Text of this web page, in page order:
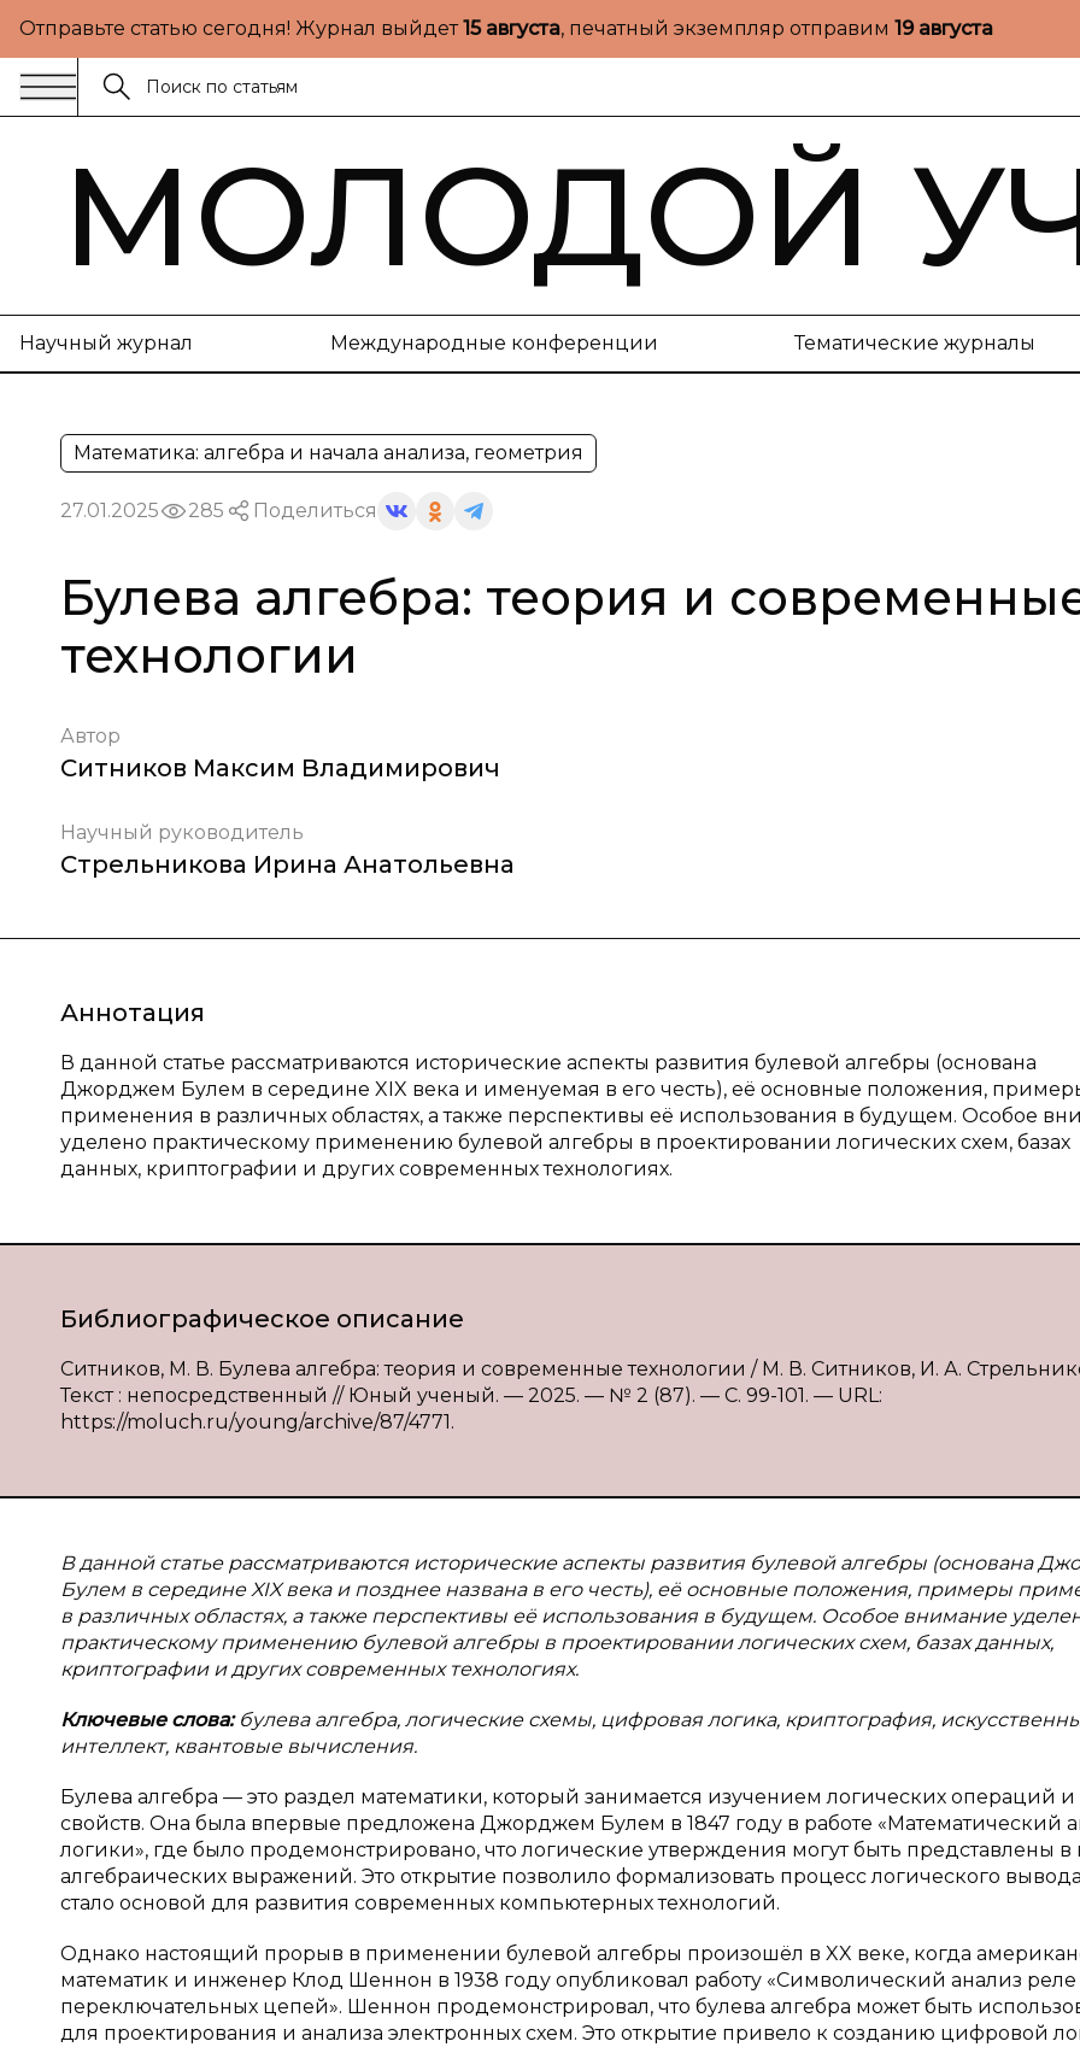
Отправьте статью сегодня! Журнал выйдет15 августа, печатный экземпляр отправим 19 августа
МОЛОДОЙ
Научный журнал Международные конференции Тематические журналы
Математика: алгебра и начала анализа, геометрия
27.01.2025 285 Поделиться
Булева алгебра: теория и
технологии
Автор
Ситников Максим Владимирович
Научный руководитель
Стрельникова Ирина Анатольевна
Аннотация
В данной статье рассматриваются исторические аспекты развития булевой алгебры (основана
Джорджем Булем в середине XIX века и именуемая в его честь), её основные положения,
применения в различных областях, а также перспективы её использования в будущем. Особое
уделено практическому применению булевой алгебры в проектировании логических схем, базах
данных, криптографии и других современных технологиях.
Библиографическое описание
Ситников, М. В. Булева алгебра: теория и современные технологии / М. В. Ситников, И. А.
Текст : непосредственный // Юный ученый. — 2025. — № 2 (87). — С. 99-101. — URL:
https://moluch.ru/young/archive/87/4771.
В данной статье рассматриваются исторические аспекты развития булевой алгебры (основана
Булем в середине XIX века и позднее названа в его честь), её основные положения, примеры
в различных областях, а также перспективы её использования в будущем. Особое внимание
практическому применению булевой алгебры в проектировании логических схем, базах данных,
криптографии и других современных технологиях.
Ключевые слова: булева алгебра, логические схемы, цифровая логика, криптография,
интеллект, квантовые вычисления.
Булева алгебра — это раздел математики, который занимается изучением логических операций и
свойств. Она была впервые предложена Джорджем Булем в 1847 году в работе «Математический
логики», где было продемонстрировано, что логические утверждения могут быть представлены в
алгебраических выражений. Это открытие позволило формализовать процесс логического
стало основой для развития современных компьютерных технологий.
Однако настоящий прорыв в применении булевой алгебры произошёл в XX веке, когда
математик и инженер Клод Шеннон в 1938 году опубликовал работу «Символический анализ реле
переключательных цепей». Шеннон продемонстрировал, что булева алгебра может быть
для проектирования и анализа электронных схем. Это открытие привело к созданию цифровой